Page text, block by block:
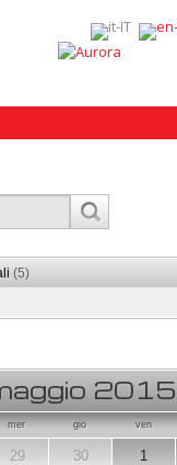
(5)
2015
mer gio ven
29 30 1